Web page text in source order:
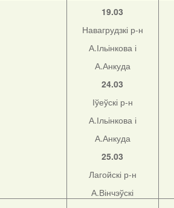
19.03
Навагрудзкі р-н
А.Ільінкова і
А.Анкуда
24.03
Іўеўскі р-н
А.Ільінкова і
А.Анкуда
25.03
Лагойскі р-н
А.Вінчэўскі